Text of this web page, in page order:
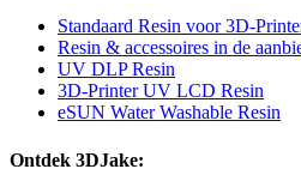
Standaard Resin voor 3D-
Resin & accessoires in de
UV DLP Resin
3D-Printer UV LCD Resin
eSUN Water Washable Resin
Ontdek 3DJake: